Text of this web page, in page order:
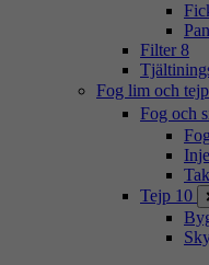
Filter 8
Fog lim och tejp
Fog och
Tejp 10